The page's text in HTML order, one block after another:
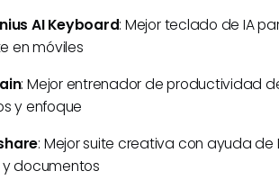
AI Keyboard: Mejor teclado de IA
en móviles
: Mejor entrenador de productividad
y enfoque
: Mejor suite creativa con ayuda de
documentos